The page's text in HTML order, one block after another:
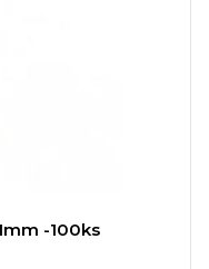
-100ks